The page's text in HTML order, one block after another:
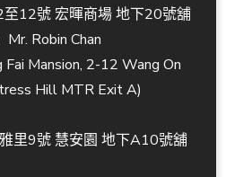
12號 宏暉商場 地下20號舖
Mr. Robin Chan
Mansion, 2-12 Wang On
Hill MTR Exit A)
里9號 慧安園 地下A10號舖